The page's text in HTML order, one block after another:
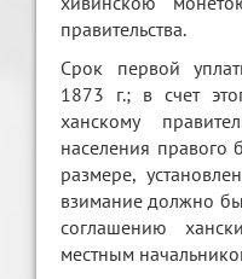
правительства.
Срок первой
1873 г.; в счет
ханскому
населения правого
размере,
взимание должно
соглашению
местным